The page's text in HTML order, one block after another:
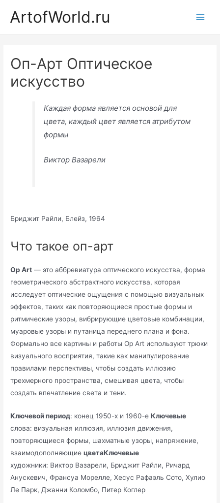
ArtofWorld.ru
Оп-Арт Оптическое
искусство
Каждая форма является основой для
цвета, каждый цвет является атрибутом
формы
Виктор Вазарели
Бриджит Райли, Блейз, 1964
Что такое оп-арт
Op Art — это аббревиатура оптического искусства, форма
геометрического абстрактного искусства, которая
исследует оптические ощущения с помощью визуальных
эффектов, таких как повторяющиеся простые формы и
ритмические узоры, вибрирующие цветовые комбинации,
муаровые узоры и путаница переднего плана и фона.
Формально все картины и работы Op Art используют трюки
визуального восприятия, такие как манипулирование
правилами перспективы, чтобы создать иллюзию
трехмерного пространства, смешивая цвета, чтобы
создать впечатление света и тени.
Ключевой период: конец 1950-х и 1960-еКлючевые
слова: визуальная иллюзия, иллюзия движения,
повторяющиеся формы, шахматные узоры, напряжение,
взаимодополняющиецветаКлючевые
художники: Виктор Вазарели, Бриджит Райли, Ричард
Анускевич, Франсуа Морелле, Хесус Рафаэль Сото, Хулио
Ле Парк, Джанни Коломбо, Питер Коглер